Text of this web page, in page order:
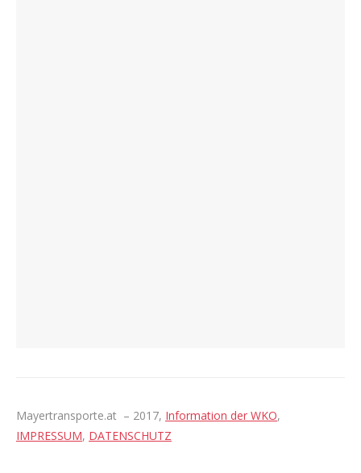
Mayertransporte.at – 2017, Information der WKO,
IMPRESSUM, DATENSCHUTZ